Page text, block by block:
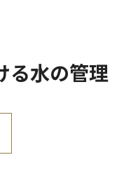
る水の管理